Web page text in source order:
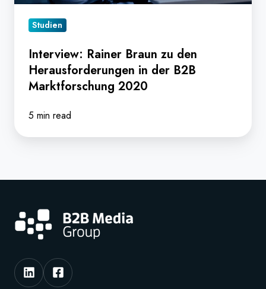
B2B
Marktforschung
2020
Studien
Interview: Rainer Braun zu den
Herausforderungen in der B2B
Marktforschung 2020
5 min read